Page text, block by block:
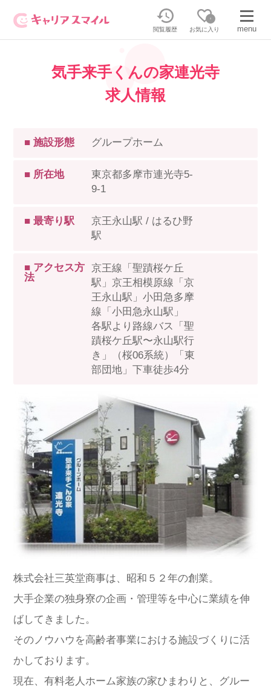
閲覧履歴
0
お気に入り menu
無料相談・お問い合わせはこちら
無料転職相談・お問い合わせの内容を
その他のお問い合わせ
採用担当者様はこちら
介護のリスキリング
キャリアスマイルとは
スマイルカのsmileコラム
FAQ
紹介会社を使うメリットについて
利用者の声
WEB勤怠
支店連絡先一覧
気手来手くんの家連光寺
求人情報
■ 施設形態 グループホーム
■ 所在地
東京都多摩市連光寺5-
9-1
■ 最寄り駅
京王永山駅 / はるひ野
駅
■ アクセス方
法
京王線「聖蹟桜ケ丘
駅」京王相模原線「京
王永山駅」小田急多摩
線「小田急永山駅」
各駅より路線バス「聖
蹟桜ケ丘駅〜永山駅行
き」（桜06系統）「東
部団地」下車徒歩4分
株式会社三英堂商事は、昭和５２年の創業。
大手企業の独身寮の企画・管理等を中心に業績を伸
ばしてきました。
そのノウハウを高齢者事業における施設づくりに活
かしております。
現在、有料老人ホーム家族の家ひまわりと、グルー